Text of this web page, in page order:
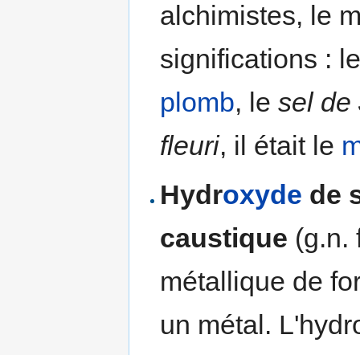
alchimistes, le
significations :
plomb, lesel de
fleuri, il était le
Hydroxyde de
caustique (g.n.
métallique de
un métal.